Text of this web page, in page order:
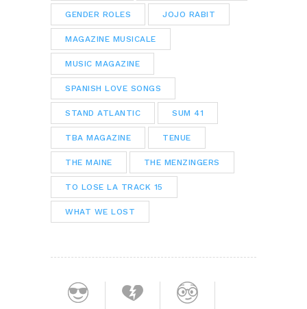
GENDER ROLES JOJO RABIT
MAGAZINE MUSICALE
MUSIC MAGAZINE
SPANISH LOVE SONGS
STAND ATLANTIC SUM 41
TBA MAGAZINE TENUE
THE MAINE THE MENZINGERS
TO LOSE LA TRACK 15
WHAT WE LOST